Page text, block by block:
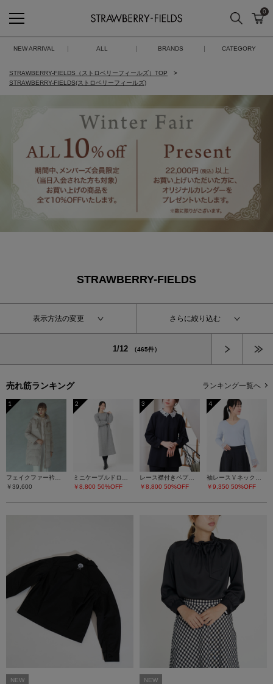
STRAWBERRY-FIELDS
検索 カ
0
NEW ARRIVAL ALL BRANDS CATEGORY
STRAWBERRY-FIELDS（ストロベリーフィールズ）TOP
STRAWBERRY-FIELDS(ストロベリーフィールズ)
STRAWBERRY-FIELDS
表示方法の変更 さらに絞り込む
1/12 （465件）
売れ筋ランキング ランキング一覧へ
1
フェイクファー衿ダウンコート
￥39,600
2
ミニケーブルドロストワンピース
￥8,800 50%OFF
3
レース襟付きペプラムプルオーバー
￥8,800 50%OFF
4
袖レースＶネックニット
￥9,350 50%OFF
NEW NEW